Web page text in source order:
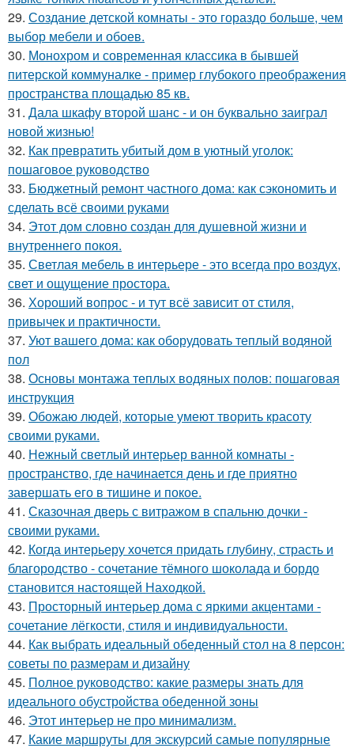
29. Создание детской комнаты - это гораздо больше, чем
выбор мебели и обоев.
30. Монохром и современная классика в бывшей
питерской коммуналке - пример глубокого преображения
пространства площадью 85 кв.
31. Дала шкафу второй шанс - и он буквально заиграл
новой жизнью!
32. Как превратить убитый дом в уютный уголок:
пошаговое руководство
33. Бюджетный ремонт частного дома: как сэкономить и
сделать всё своими руками
34. Этот дом словно создан для душевной жизни и
внутреннего покоя.
35. Светлая мебель в интерьере - это всегда про воздух,
свет и ощущение простора.
36. Хороший вопрос - и тут всё зависит от стиля,
привычек и практичности.
37. Уют вашего дома: как оборудовать теплый водяной
пол
38. Основы монтажа теплых водяных полов: пошаговая
инструкция
39. Обожаю людей, которые умеют творить красоту
своими руками.
40. Нежный светлый интерьер ванной комнаты -
пространство, где начинается день и где приятно
завершать его в тишине и покое.
41. Сказочная дверь с витражом в спальню дочки -
своими руками.
42. Когда интерьеру хочется придать глубину, страсть и
благородство - сочетание тёмного шоколада и бордо
становится настоящей Находкой.
43. Просторный интерьер дома с яркими акцентами -
сочетание лёгкости, стиля и индивидуальности.
44. Как выбрать идеальный обеденный стол на 8 персон:
советы по размерам и дизайну
45. Полное руководство: какие размеры знать для
идеального обустройства обеденной зоны
46. Этот интерьер не про минимализм.
47. Какие маршруты для экскурсий самые популярные